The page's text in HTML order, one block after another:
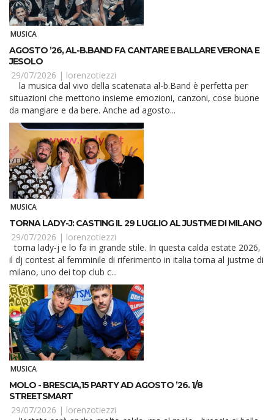
MUSICA
AGOSTO ’26, AL-B.BAND FA CANTARE E BALLARE VERONA E
JESOLO
29/07/2026 | lorenzotiezzi
situazioni che mettono insieme emozioni, canzoni, cose buone
da mangiare e da bere. Anche ad agosto...
MUSICA
TORNA LADY-J: CASTING IL 29 LUGLIO AL JUSTME DI MILANO
29/07/2026 | lorenzotiezzi
torna lady-j e lo fa in grande stile. In questa calda estate 2026,
il dj contest al femminile di riferimento in italia torna al justme di
milano, uno dei top club c...
MUSICA
MOLO - BRESCIA,15 PARTY AD AGOSTO ’26. 1/8
STREETSMART
29/07/2026 | lorenzotiezzi